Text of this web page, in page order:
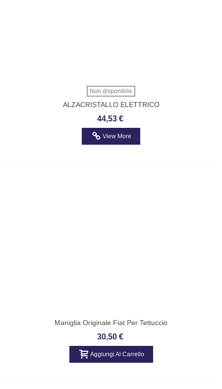
Non disponibile
ALZACRISTALLO ELETTRICO
ANTERIORE SX RHIAG FIAT Codice
44,53 €
View More
Maniglia Originale Fiat Per Tettuccio
Scorrevole Fiat Tempra, Tipo OE
30,50 €
Aggiungi Al Carrello